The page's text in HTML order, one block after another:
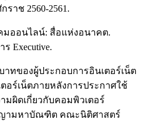
าช 2560-2561.
ออนไลน์: สื่อแห่งอนาคต.
Executive.
ทของผู้ประกอบการอินเตอร์เน็ต
อร์เน็ตภายหลังการประกาศใช้
มผิดเกี่ยวกับคอมพิวเตอร์
ามหาบัณฑิต คณะนิติศาสตร์